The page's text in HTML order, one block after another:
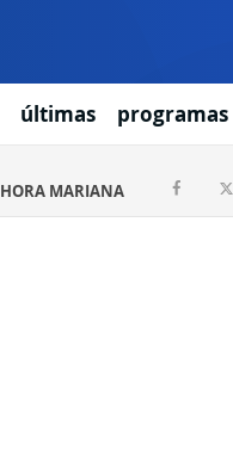
últimas programas
HORA MARIANA